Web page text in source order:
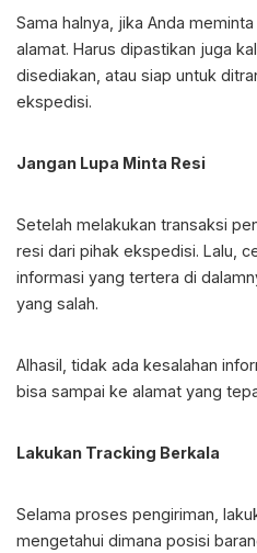
Sama halnya, jika Anda
alamat. Harus dipastikan juga
disediakan, atau siap untuk
ekspedisi.
Jangan Lupa Minta Resi
Setelah melakukan transaksi
resi dari pihak ekspedisi. Lalu,
informasi yang tertera di
yang salah.
Alhasil, tidak ada kesalahan
bisa sampai ke alamat yang
Lakukan Tracking Berkala
Selama proses pengiriman,
mengetahui dimana posisi